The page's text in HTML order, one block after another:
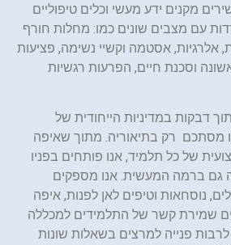
מקנים ידע מעשי וכלים טיפוליים
עם מצבים שונים כמו: מחלות חורף
אלרגיות, אסטמה וקשיי נשימה, פציעות
וסכנת חיים, הפרעות רגשיות
דבקות במדיניות הייחודית של
מסתכם רק בתיאוריה. מתוך שאיפה
של כל תלמיד, אנו פותחים בפניו
גם ברמה המעשית. אנו מספקים
נוסחאות וטיפים לאן לפנות, איפה
שמירת קשר של התלמידים למכללה
פנייה למרצים בשאלות שונות